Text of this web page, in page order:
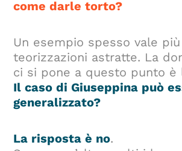
come darle torto?
Un esempio spesso vale
teorizzazioni astratte. La
ci si pone a questo punto è
Il caso di Giuseppina può
generalizzato?
La risposta è no.